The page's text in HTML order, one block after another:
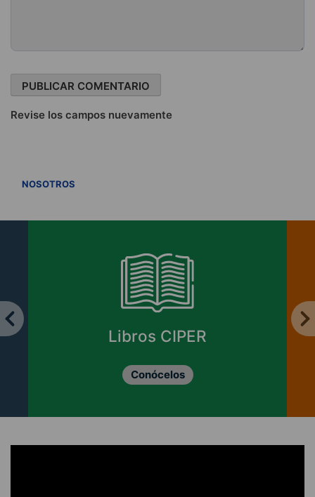
Revise los campos nuevamente
NOSOTROS
Libros CIPER
Conócelos